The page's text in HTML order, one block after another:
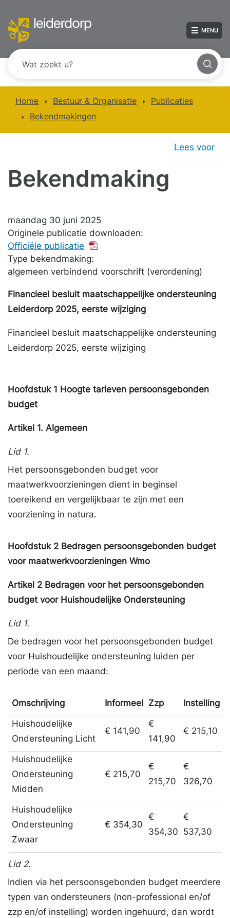
MENU
Home Bestuur & Organisatie
Publicaties
Bekendmakingen
Lees voor
Bekendmaking
maandag 30 juni 2025
Originele publicatie downloaden:
Officiële publicatie
Type bekendmaking:
algemeen verbindend voorschrift (verordening)
Financieel besluit maatschappelijke ondersteuning
Leiderdorp 2025, eerste wijziging
Financieel besluit maatschappelijke ondersteuning
Leiderdorp 2025, eerste wijziging
Hoofdstuk 1 Hoogte tarieven persoonsgebonden
budget
Artikel 1. Algemeen
Lid 1.
Het persoonsgebonden budget voor
maatwerkvoorzieningen dient in beginsel
toereikend en vergelijkbaar te zijn met een
voorziening in natura.
Hoofdstuk 2 Bedragen persoonsgebonden budget
voor maatwerkvoorzieningen Wmo
Artikel 2 Bedragen voor het persoonsgebonden
budget voor Huishoudelijke Ondersteuning
Lid 1.
De bedragen voor het persoonsgebonden budget
voor Huishoudelijke ondersteuning luiden per
periode van een maand:
Omschrijving Informeel Zzp
Instelling
Huishoudelijke
Ondersteuning Licht
€ 141,90
€
141,90
€ 215,10
Huishoudelijke
Ondersteuning
Midden
€ 215,70
€
215,70
€
326,70
Huishoudelijke
Ondersteuning
Zwaar
€ 354,30
€
354,30
€
537,30
Lid 2.
Indien via het persoonsgebonden budget meerdere
typen van ondersteuners (non-professional en/of
zzp en/of instelling) worden ingehuurd, dan wordt